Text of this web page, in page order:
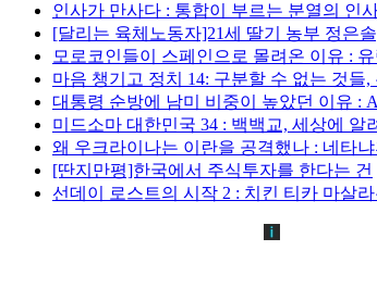
인사가 만사다 : 통합이 부르는 분열의 인
[달리는 육체노동자]21세 딸기 농부 정은
모로코인들이 스페인으로 몰려온 이유 :
마음 챙기고 정치 14: 구분할 수 없는 것들
대통령 순방에 남미 비중이 높았던 이유 :
미드소마 대한민국 34 : 백백교, 세상에 알
왜 우크라이나는 이란을 공격했나 : 네타냐
[딴지만평]한국에서 주식투자를 한다는 건
선데이 로스트의 시작 2 : 치킨 티카 마살